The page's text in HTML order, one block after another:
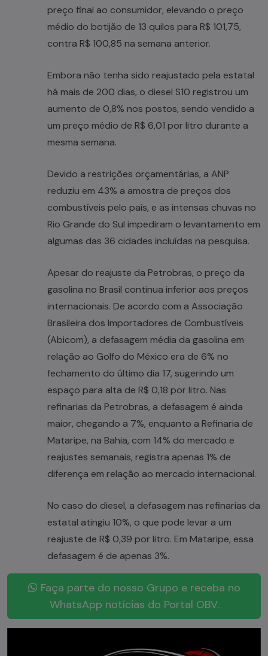
preço final ao consumidor, elevando o preço
médio do botijão de 13 quilos para R$ 101,75,
contra R$ 100,85 na semana anterior.
Embora não tenha sido reajustado pela estatal
há mais de 200 dias, o diesel S10 registrou um
aumento de 0,8% nos postos, sendo vendido a
um preço médio de R$ 6,01 por litro durante a
mesma semana.
Devido a restrições orçamentárias, a ANP
reduziu em 43% a amostra de preços dos
combustíveis pelo país, e as intensas chuvas no
Rio Grande do Sul impediram o levantamento em
algumas das 36 cidades incluídas na pesquisa.
Apesar do reajuste da Petrobras, o preço da
gasolina no Brasil continua inferior aos preços
internacionais. De acordo com a Associação
Brasileira dos Importadores de Combustíveis
(Abicom), a defasagem média da gasolina em
relação ao Golfo do México era de 6% no
fechamento do último dia 17, sugerindo um
espaço para alta de R$ 0,18 por litro. Nas
refinarias da Petrobras, a defasagem é ainda
maior, chegando a 7%, enquanto a Refinaria de
Mataripe, na Bahia, com 14% do mercado e
reajustes semanais, registra apenas 1% de
diferença em relação ao mercado internacional.
No caso do diesel, a defasagem nas refinarias da
estatal atingiu 10%, o que pode levar a um
reajuste de R$ 0,39 por litro. Em Mataripe, essa
defasagem é de apenas 3%.
Faça parte do nosso Grupo e receba no
WhatsApp notícias do Portal OBV.